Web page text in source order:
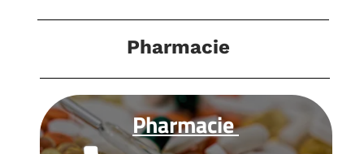
Pharmacie
Pharmacie